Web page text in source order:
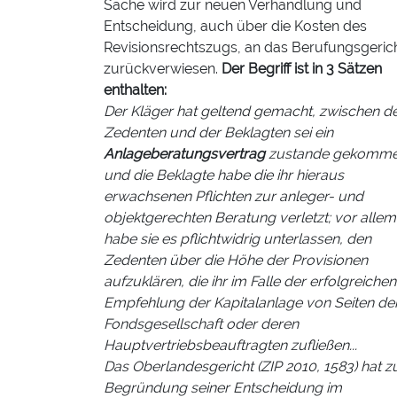
Sache wird zur neuen Verhandlung und
Entscheidung, auch über die Kosten des
Revisionsrechtszugs, an das
zurückverwiesen. Der Begriff ist in 3 Sätzen
enthalten:
Der Kläger hat geltend gemacht, zwischen
Zedenten und der Beklagten sei ein
Anlageberatungsvertragzustande
und die Beklagte habe die ihr hieraus
erwachsenen Pflichten zur anleger- und
objektgerechten Beratung verletzt; vor allem
habe sie es pflichtwidrig unterlassen, den
Zedenten über die Höhe der Provisionen
aufzuklären, die ihr im Falle der erfolgreichen
Empfehlung der Kapitalanlage von Seiten
Fondsgesellschaft oder deren
Hauptvertriebsbeauftragten zufließen...
Das Oberlandesgericht (ZIP 2010, 1583) hat
Begründung seiner Entscheidung im